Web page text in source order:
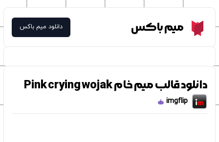
Meme Boxمیم باکس دانلود میم باکس
دانلود قالب میم خام Pink crying wojak
imgflip